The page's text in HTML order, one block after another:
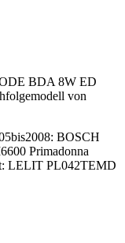
BDA 8W ED
von
BOSCH
Primadonna
LELIT PL042TEMD